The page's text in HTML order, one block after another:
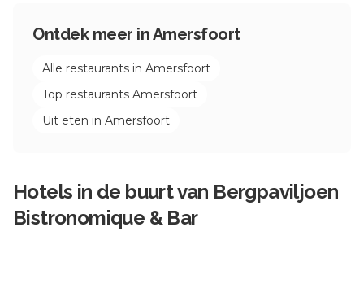
Ontdek meer inAmersfoort
Alle restaurants in Amersfoort
Top restaurants Amersfoort
Uit eten in Amersfoort
Hotels in de buurt van Bergpaviljoen
Bistronomique & Bar